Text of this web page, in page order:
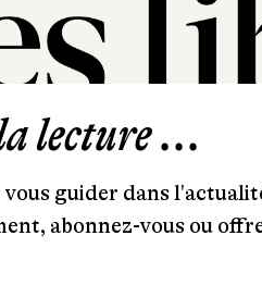
101, rue Saint-Lazare
T. 01 44 41 97 20
lecture ...
guider dans
abonnez-vous ou